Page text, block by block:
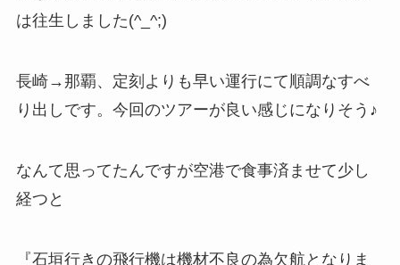
は往生しました(^_^;)
長崎→那覇、定刻よりも早い運行にて順調なすべ
り出しです。今回のツアーが良い感じになりそう♪
なんて思ってたんですが空港で食事済ませて少し
経つと
『石垣行きの飛行機は機材不良の為欠航となりま